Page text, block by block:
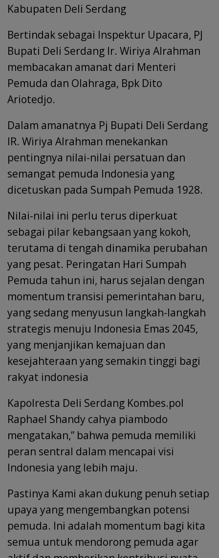
Kabupaten Deli Serdang
Bertindak sebagai Inspektur Upacara, PJ
Bupati Deli Serdang Ir. Wiriya Alrahman
membacakan amanat dari Menteri
Pemuda dan Olahraga, Bpk Dito
Ariotedjo.
Dalam amanatnya Pj Bupati Deli Serdang
IR. Wiriya Alrahman menekankan
pentingnya nilai-nilai persatuan dan
semangat pemuda Indonesia yang
dicetuskan pada Sumpah Pemuda 1928.
Nilai-nilai ini perlu terus diperkuat
sebagai pilar kebangsaan yang kokoh,
terutama di tengah dinamika perubahan
yang pesat. Peringatan Hari Sumpah
Pemuda tahun ini, harus sejalan dengan
momentum transisi pemerintahan baru,
yang sedang menyusun langkah-langkah
strategis menuju Indonesia Emas 2045,
yang menjanjikan kemajuan dan
kesejahteraan yang semakin tinggi bagi
rakyat indonesia
Kapolresta Deli Serdang Kombes.pol
Raphael Shandy cahya piambodo
mengatakan,” bahwa pemuda memiliki
peran sentral dalam mencapai visi
Indonesia yang lebih maju.
Pastinya Kami akan dukung penuh setiap
upaya yang mengembangkan potensi
pemuda. Ini adalah momentum bagi kita
semua untuk mendorong pemuda agar